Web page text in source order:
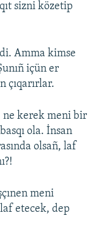
sizni közetip
Amma kimse
içün er
çıqarırlar.
ne kerek meni bir
ola. İnsan
olsañ, laf
meni
etecek, dep